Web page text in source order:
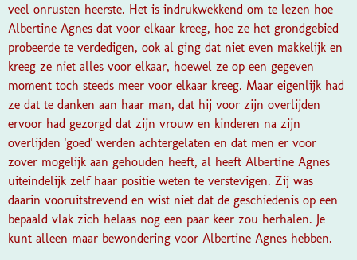
veel onrusten heerste. Het is indrukwekkend om te lezen hoe
Albertine Agnes dat voor elkaar kreeg, hoe ze het grondgebied
probeerde te verdedigen, ook al ging dat niet even makkelijk en
kreeg ze niet alles voor elkaar, hoewel ze op een gegeven
moment toch steeds meer voor elkaar kreeg. Maar eigenlijk had
ze dat te danken aan haar man, dat hij voor zijn overlijden
ervoor had gezorgd dat zijn vrouw en kinderen na zijn
overlijden 'goed' werden achtergelaten en dat men er voor
zover mogelijk aan gehouden heeft, al heeft Albertine Agnes
uiteindelijk zelf haar positie weten te verstevigen. Zij was
daarin vooruitstrevend en wist niet dat de geschiedenis op een
bepaald vlak zich helaas nog een paar keer zou herhalen. Je
kunt alleen maar bewondering voor Albertine Agnes hebben.